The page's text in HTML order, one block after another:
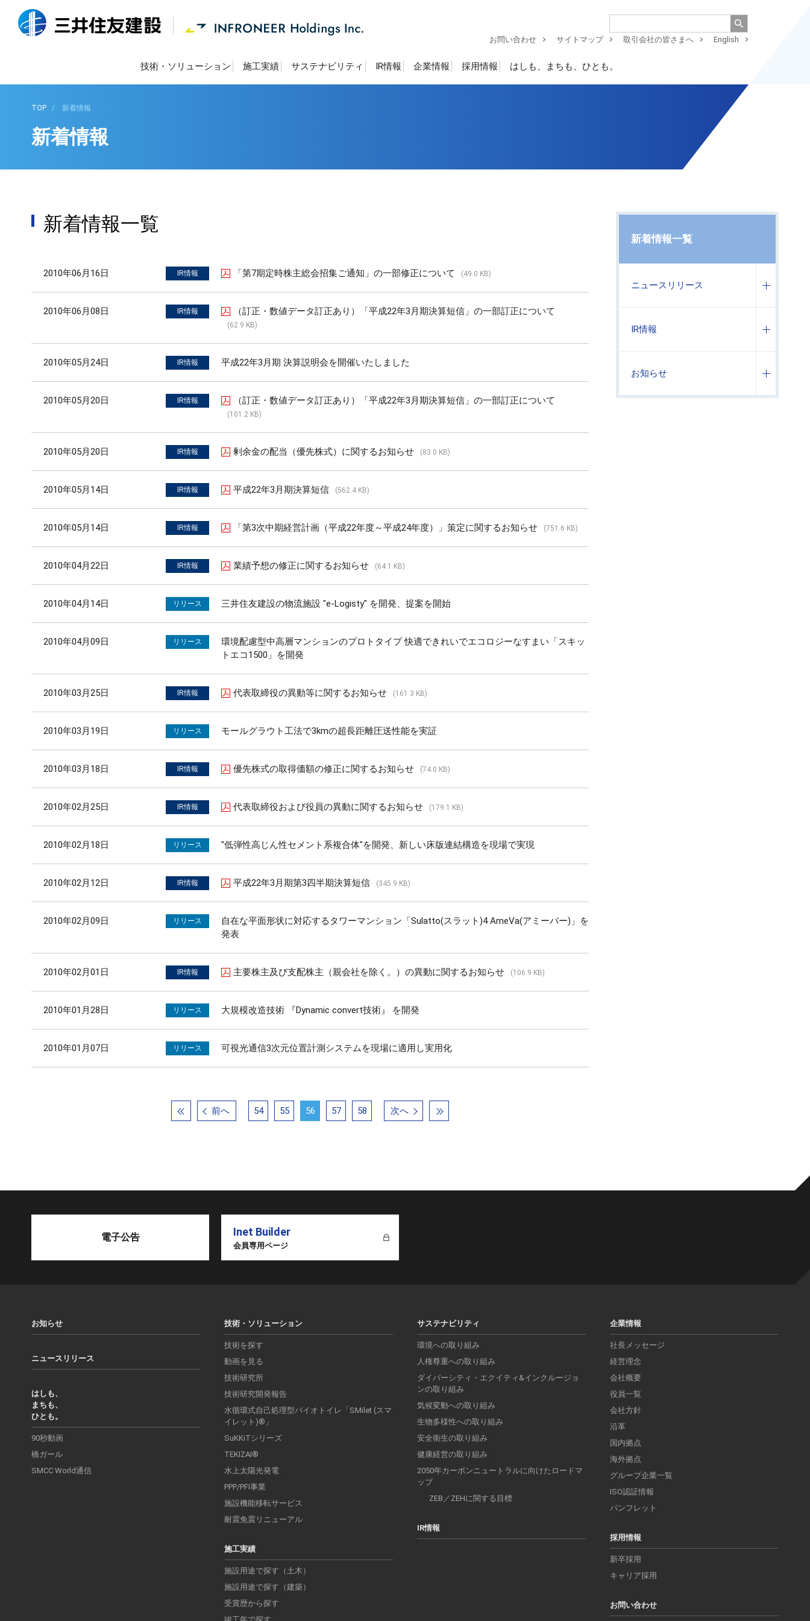
お問い合わせ サイトマップ 取引会社の皆さまへ English
技術・ソリューション 施工実績 サステナビリティ IR情報 企業情報 採用情報 はしも、まちも、ひとも。
TOP 新着情報
新着情報
新着情報一覧
2010年06月16日 IR情報 「第7期定時株主総会招集ご通知」の一部修正について (49.0 KB)
2010年06月08日 IR情報 （訂正・数値データ訂正あり）「平成22年3月期決算短信」の一部訂正について
(62.9 KB)
2010年05月24日 IR情報 平成22年3月期 決算説明会を開催いたしました
2010年05月20日 IR情報 （訂正・数値データ訂正あり）「平成22年3月期決算短信」の一部訂正について
(101.2 KB)
2010年05月20日 IR情報 剰余金の配当（優先株式）に関するお知らせ (83.0 KB)
2010年05月14日 IR情報 平成22年3月期決算短信 (562.4 KB)
2010年05月14日 IR情報 「第3次中期経営計画（平成22年度～平成24年度）」策定に関するお知らせ (751.6 KB)
2010年04月22日 IR情報 業績予想の修正に関するお知らせ (64.1 KB)
2010年04月14日 リリース 三井住友建設の物流施設 "e-Logisty" を開発、提案を開始
2010年04月09日 リリース
環境配慮型中高層マンションのプロトタイプ 快適できれいでエコロジーなすまい「スキッ
トエコ1500」を開発
2010年03月25日 IR情報 代表取締役の異動等に関するお知らせ (161.3 KB)
2010年03月19日 リリース モールグラウト工法で3kmの超長距離圧送性能を実証
2010年03月18日 IR情報 優先株式の取得価額の修正に関するお知らせ (74.0 KB)
2010年02月25日 IR情報 代表取締役および役員の異動に関するお知らせ (179.1 KB)
2010年02月18日 リリース "低弾性高じん性セメント系複合体"を開発、新しい床版連結構造を現場で実現
2010年02月12日 IR情報 平成22年3月期第3四半期決算短信 (345.9 KB)
2010年02月09日 リリース
自在な平面形状に対応するタワーマンション「Sulatto(スラット)4 AmeVa(アミーバー)」を
発表
2010年02月01日 IR情報 主要株主及び支配株主（親会社を除く。）の異動に関するお知らせ (106.9 KB)
2010年01月28日 リリース 大規模改造技術 『Dynamic convert技術』 を開発
2010年01月07日 リリース 可視光通信3次元位置計測システムを現場に適用し実用化
前へ 54 55 56 57 58 次へ
新着情報一覧
ニュースリリース
IR情報
お知らせ
電子公告 Inet Builder
会員専用ページ
お知らせ
ニュースリリース
はしも、
まちも、
ひとも。
90秒動画
橋ガール
SMCC World通信
技術・ソリューション
技術を探す
動画を見る
技術研究所
技術研究開発報告
水循環式自己処理型バイオトイレ「SMilet (スマ
イレット)®」
SuKKiTシリーズ
TEKIZAI®
水上太陽光発電
PPP/PFI事業
施設機能移転サービス
耐震免震リニューアル
施工実績
施設用途で探す（土木）
施設用途で探す（建築）
受賞歴から探す
サステナビリティ
環境への取り組み
人権尊重への取り組み
ダイバーシティ・エクイティ&インクルージョ
ンの取り組み
気候変動への取り組み
生物多様性への取り組み
安全衛生の取り組み
健康経営の取り組み
2050年カーボンニュートラルに向けたロードマ
ップ
ZEB／ZEHに関する目標
IR情報
企業情報
社長メッセージ
経営理念
会社概要
役員一覧
会社方針
沿革
国内拠点
海外拠点
グループ企業一覧
ISO認証情報
パンフレット
採用情報
新卒採用
キャリア採用
お問い合わせ